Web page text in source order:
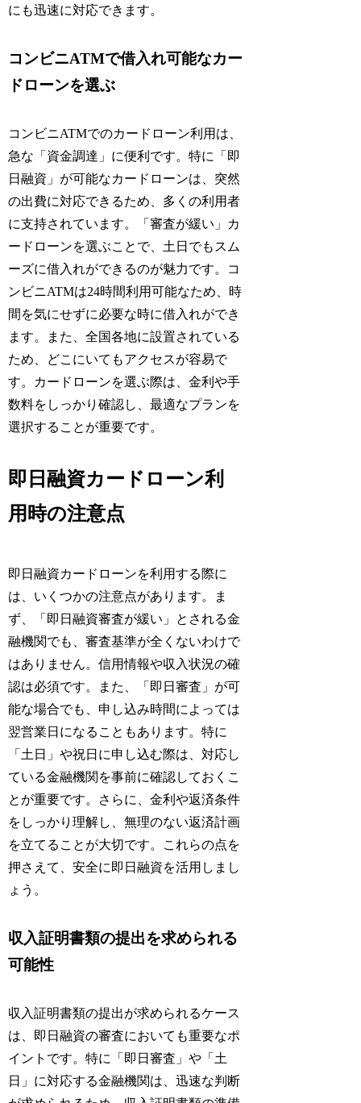
にも迅速に対応できます。
コンビニATMで借入れ可能なカー
ドローンを選ぶ
コンビニATMでのカードローン利用は、
急な「資金調達」に便利です。特に「即
日融資」が可能なカードローンは、突然
の出費に対応できるため、多くの利用者
に支持されています。「審査が緩い」カ
ードローンを選ぶことで、土日でもスム
ーズに借入れができるのが魅力です。コ
ンビニATMは24時間利用可能なため、時
間を気にせずに必要な時に借入れができ
ます。また、全国各地に設置されている
ため、どこにいてもアクセスが容易で
す。カードローンを選ぶ際は、金利や手
数料をしっかり確認し、最適なプランを
選択することが重要です。
即日融資カードローン利
用時の注意点
即日融資カードローンを利用する際に
は、いくつかの注意点があります。ま
ず、「即日融資審査が緩い」とされる金
融機関でも、審査基準が全くないわけで
はありません。信用情報や収入状況の確
認は必須です。また、「即日審査」が可
能な場合でも、申し込み時間によっては
翌営業日になることもあります。特に
「土日」や祝日に申し込む際は、対応し
ている金融機関を事前に確認しておくこ
とが重要です。さらに、金利や返済条件
をしっかり理解し、無理のない返済計画
を立てることが大切です。これらの点を
押さえて、安全に即日融資を活用しまし
ょう。
収入証明書類の提出を求められる
可能性
収入証明書類の提出が求められるケース
は、即日融資の審査においても重要なポ
イントです。特に「即日審査」や「土
日」に対応する金融機関は、迅速な判断